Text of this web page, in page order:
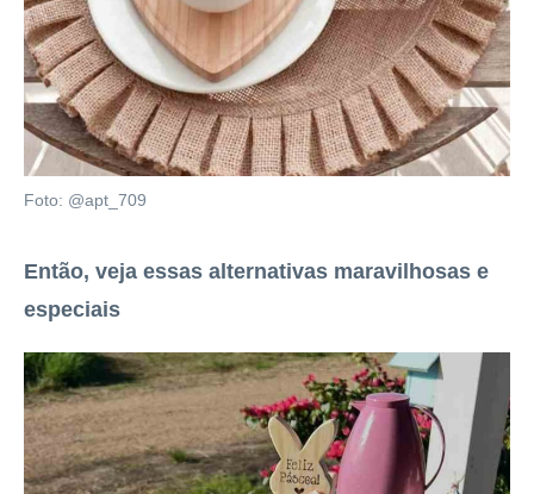
Foto: @apt_709
Então, veja essas alternativas maravilhosas e
especiais